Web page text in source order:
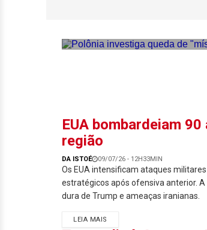
EUA bombardeiam
região
DA ISTOÉ 09/07/26 - 12H33MIN
Os EUA intensificam ataques
estratégicos após ofensiva anterior.
dura de Trump e ameaças iranianas.
LEIA MAIS